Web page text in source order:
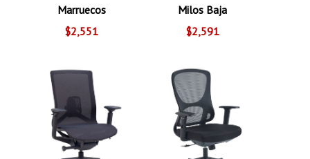
Marruecos
$2,551
Milos Baja
$2,591